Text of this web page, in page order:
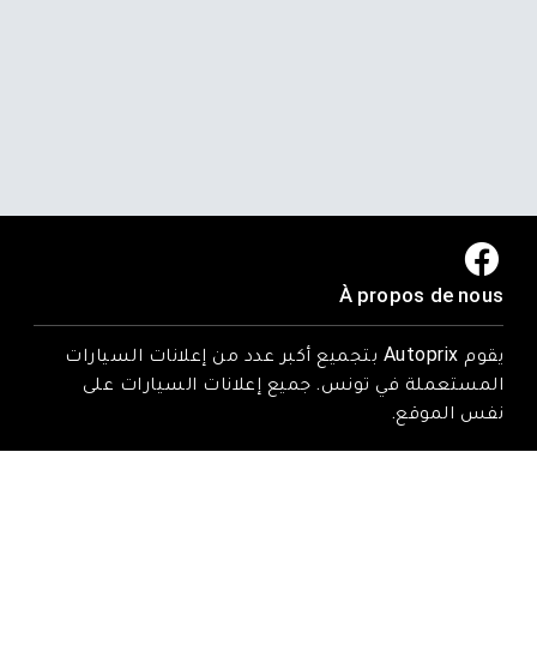
À propos de nous
يقوم Autoprix بتجميع أكبر عدد من إعلانات السيارات
المستعملة في تونس. جميع إعلانات السيارات على
نفس الموقع.